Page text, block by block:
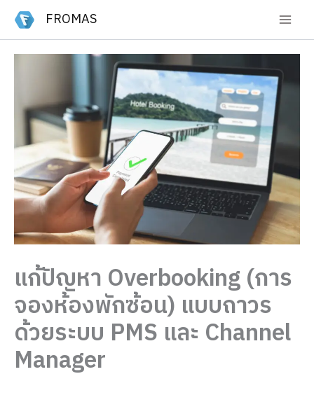
content
FROMAS
แก้ปัญหา Overbooking (การ
จองห้องพักซ้อน) แบบถาวร
ด้วยระบบ PMS และ Channel
Manager